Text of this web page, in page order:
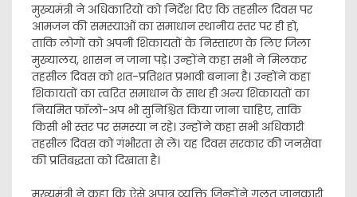
मुख्यमंत्री ने अधिकारियों को निर्देश दिए कि तहसील दिवस पर
आमजन की समस्याओं का समाधान स्थानीय स्तर पर ही हो,
ताकि लोगों को अपनी शिकायतों के निस्तारण के लिए जिला
मुख्यालय, शासन न जाना पड़े। उन्होंने कहा सभी ने मिलकर
तहसील दिवस को शत-प्रतिशत प्रभावी बनाना है। उन्होंने कहा
शिकायतों का त्वरित समाधान के साथ ही अन्य शिकायतों का
नियमित फॉलो-अप भी सुनिश्चित किया जाना चाहिए, ताकि
किसी भी स्तर पर समस्या न रहे। उन्होंने कहा सभी अधिकारी
तहसील दिवस को गंभीरता से लें। यह दिवस सरकार की जनसेवा
की प्रतिबद्धता को दिखाता है।
मुख्यमंत्री ने कहा कि ऐसे अपात्र व्यक्ति जिन्होंने गलत जानकारी